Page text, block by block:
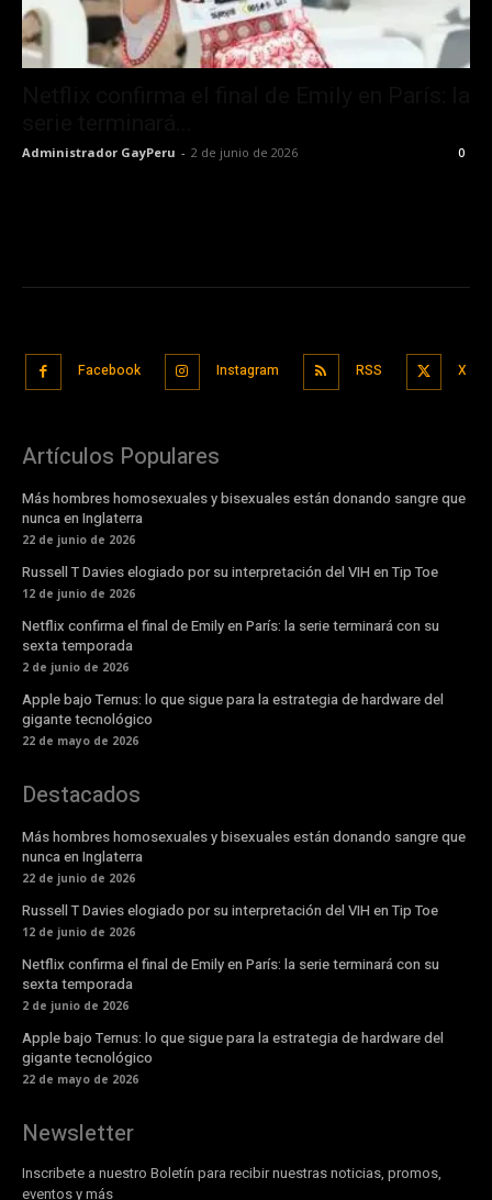
Administrador GayPeru - 2 de junio de 2026 0
Facebook Instagram RSS X
Artículos Populares
Más hombres homosexuales y bisexuales están donando sangre que
nunca en Inglaterra
22 de junio de 2026
Russell T Davies elogiado por su interpretación del VIH en Tip Toe
12 de junio de 2026
Netflix confirma el final de Emily en París: la serie terminará con su
sexta temporada
2 de junio de 2026
Apple bajo Ternus: lo que sigue para la estrategia de hardware del
gigante tecnológico
22 de mayo de 2026
Destacados
Más hombres homosexuales y bisexuales están donando sangre que
nunca en Inglaterra
22 de junio de 2026
Russell T Davies elogiado por su interpretación del VIH en Tip Toe
12 de junio de 2026
Netflix confirma el final de Emily en París: la serie terminará con su
sexta temporada
2 de junio de 2026
Apple bajo Ternus: lo que sigue para la estrategia de hardware del
gigante tecnológico
22 de mayo de 2026
Newsletter
Inscribete a nuestro Boletín para recibir nuestras noticias, promos,
eventos y más